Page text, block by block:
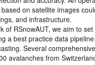
on satellite images
and infrastructure.
of RSnowAUT, we aim to
a best practice data
Several
avalanches from